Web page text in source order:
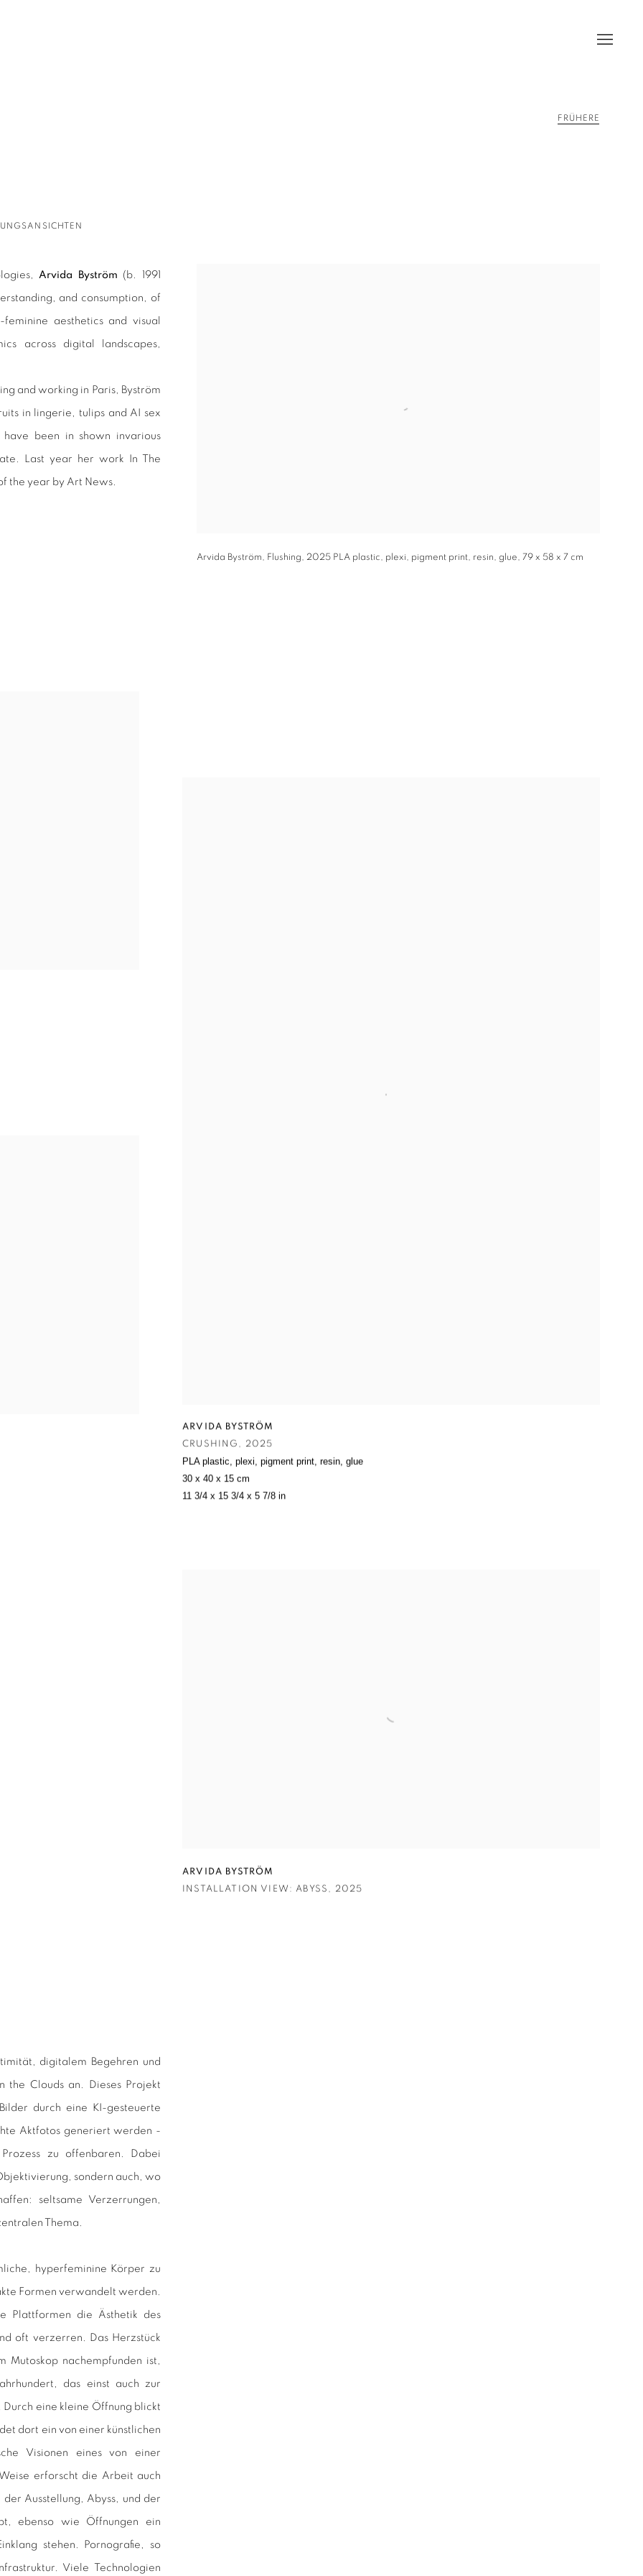
FRÜHERE
Arvida Byström, Flushing, 2025 PLA plastic, plexi, pigment print, resin, glue, 79 x 58 x 7 cm
Arvida Byström (b. 1991
and consumption, of
aesthetics and visual
across digital landscapes,
and working in Paris, Byström
in lingerie, tulips and AI sex
been in shown invarious
Last year her work In The
the year by Art News.
ARVIDA BYSTRÖM
CRUSHING , 2025
PLA plastic, plexi, pigment print, resin, glue
30 x 40 x 15 cm
11 3/4 x 15 3/4 x 5 7/8 in
ARVIDA BYSTRÖM
INSTALLATION VIEW: ABYSS
2025
digitalem Begehren und
the Clouds an. Dieses Projekt
durch eine KI-gesteuerte
Aktfotos generiert werden -
zu offenbaren. Dabei
sondern auch, wo
seltsame Verzerrungen,
Thema.
hyperfeminine Körper zu
Formen verwandelt werden.
Plattformen die Ästhetik des
oft verzerren. Das Herzstück
nachempfunden ist,
das einst auch zur
eine kleine Öffnung blickt
dort ein von einer künstlichen
Visionen eines von einer
erforscht die Arbeit auch
Ausstellung, Abyss, und der
ebenso wie Öffnungen ein
stehen. Pornografie, so
Viele Technologien